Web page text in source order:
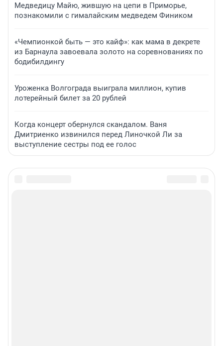
Медведицу Майю, жившую на цепи в Приморье,
познакомили с гималайским медведем Фиником
«Чемпионкой быть — это кайф»: как мама в декрете
из Барнаула завоевала золото на соревнованиях по
бодибилдингу
Уроженка Волгограда выиграла миллион, купив
лотерейный билет за 20 рублей
Когда концерт обернулся скандалом. Ваня
Дмитриенко извинился перед Линочкой Ли за
выступление сестры под ее голос